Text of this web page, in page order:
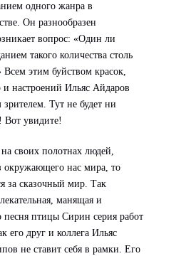
одного жанра в
Он разнообразен
вопрос: «Один ли
такого количества столь
этим буйством красок,
настроений Ильяс Айдаров
Тут не будет ни
Вот увидите!
своих полотнах людей,
нас мира, то
за сказочный мир. Так
манящая и
песня птицы Сирин серия работ
его друг и коллега Ильяс
не ставит себя в рамки. Его